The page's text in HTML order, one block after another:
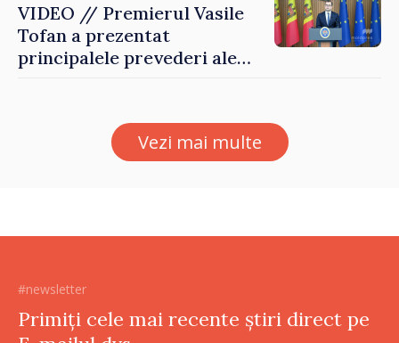
VIDEO // Premierul Vasile
Tofan a prezentat
principalele prevederi ale
Vezi mai multe
#newsletter
Primiți cele mai recente știri direct pe